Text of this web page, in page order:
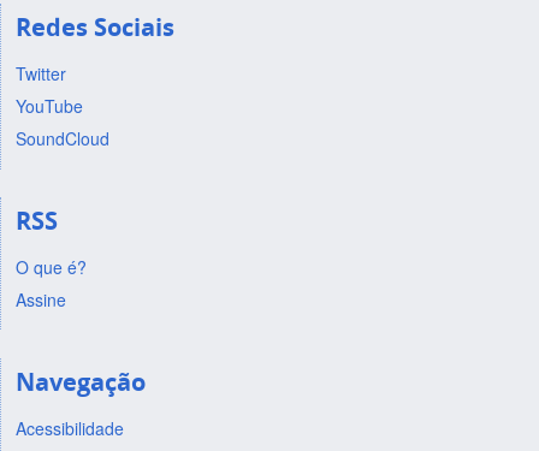
Redes Sociais
Twitter
YouTube
SoundCloud
RSS
O que é?
Assine
Navegação
Acessibilidade